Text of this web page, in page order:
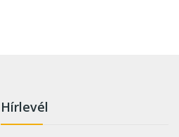
Hírlevél